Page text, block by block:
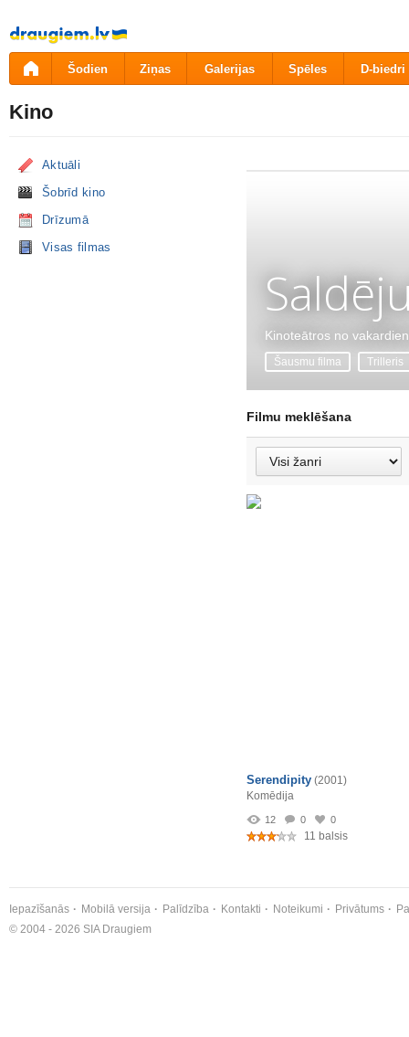
Pāriet
uz
saturu
Šodien Ziņas Galerijas Spēles D-biedri
Kino
Aktuāli
Šobrīd kino
Drīzumā
Visas filmas
Kinoteātros no
Šausmu filma Trilleris
Filmu meklēšana
Serendipity (2001)
Komēdija
12 0 0
11 balsis
Iepazīšanās Mobilā versija Palīdzība Kontakti Noteikumi Privātums
© 2004 - 2026 SIA Draugiem